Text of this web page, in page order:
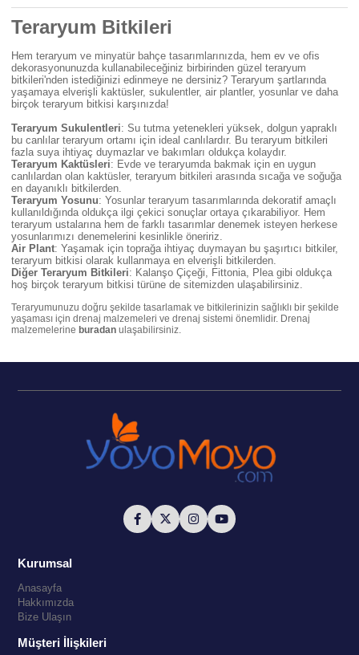
Teraryum Bitkileri
Hem teraryum ve minyatür bahçe tasarımlarınızda, hem ev ve ofis
dekorasyonunuzda kullanabileceğiniz birbirinden güzel teraryum
bitkileri'nden istediğinizi edinmeye ne dersiniz? Teraryum şartlarında
yaşamaya elverişli kaktüsler, sukulentler, air plantler, yosunlar ve daha
birçok teraryum bitkisi karşınızda!
Teraryum Sukulentleri: Su tutma yetenekleri yüksek, dolgun yapraklı
bu canlılar teraryum ortamı için ideal canlılardır. Bu teraryum bitkileri
fazla suya ihtiyaç duymazlar ve bakımları oldukça kolaydır.
Teraryum Kaktüsleri: Evde ve teraryumda bakmak için en uygun
canlılardan olan kaktüsler, teraryum bitkileri arasında sıcağa ve soğuğa
en dayanıklı bitkilerden.
Teraryum Yosunu: Yosunlar teraryum tasarımlarında dekoratif amaçlı
kullanıldığında oldukça ilgi çekici sonuçlar ortaya çıkarabiliyor. Hem
teraryum ustalarına hem de farklı tasarımlar denemek isteyen herkese
yosunlarımızı denemelerini kesinlikle öneririz.
Air Plant: Yaşamak için toprağa ihtiyaç duymayan bu şaşırtıcı bitkiler,
teraryum bitkisi olarak kullanmaya en elverişli bitkilerden.
Diğer Teraryum Bitkileri: Kalanşo Çiçeği, Fittonia, Plea gibi oldukça
hoş birçok teraryum bitkisi türüne de sitemizden ulaşabilirsiniz.
Teraryumunuzu doğru şekilde tasarlamak ve bitkilerinizin sağlıklı bir şekilde
yaşaması için drenaj malzemeleri ve drenaj sistemi önemlidir. Drenaj
malzemelerine buradanulaşabilirsiniz.
Kurumsal
Anasayfa
Hakkımızda
Bize Ulaşın
Müşteri İlişkileri